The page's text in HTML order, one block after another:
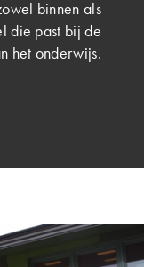
binnen als
die past bij de
het onderwijs.